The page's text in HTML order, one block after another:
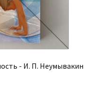
- И. П. Неумывакин